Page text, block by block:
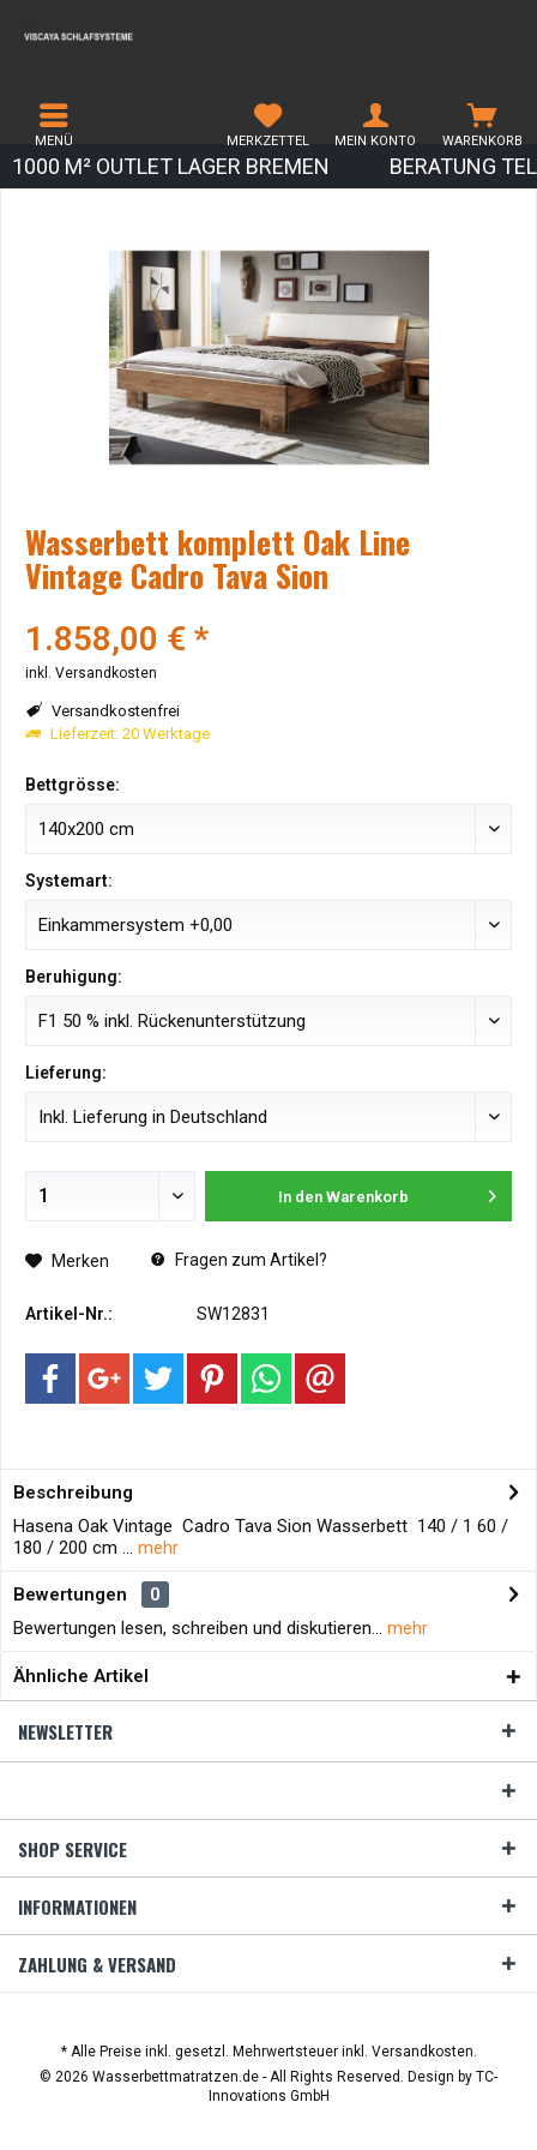
1000 M² OUTLET LAGER BREMEN BERATUNG
MENÜ WARENKORB
MERKZETTEL MEIN KONTO
Wasserbett komplett Oak Line
Vintage Cadro Tava Sion
1.858,00 € *
inkl. Versandkosten
Versandkostenfrei
Lieferzeit: 20 Werktage
Bettgrösse:
Systemart:
Beruhigung:
Lieferung:
In den Warenkorb
Merken Fragen zum Artikel?
Artikel-Nr.: SW12831
Beschreibung
Hasena Oak Vintage Cadro Tava Sion Wasserbett 140 / 1 60 /
180 / 200 cm ... mehr
Bewertungen
0
Bewertungen lesen, schreiben und diskutieren... mehr
Ähnliche Artikel
NEWSLETTER
SHOP SERVICE
INFORMATIONEN
ZAHLUNG & VERSAND
* Alle Preise inkl. gesetzl. Mehrwertsteuer inkl. Versandkosten.
© 2026 Wasserbettmatratzen.de - All Rights Reserved. Design by TC-
Innovations GmbH